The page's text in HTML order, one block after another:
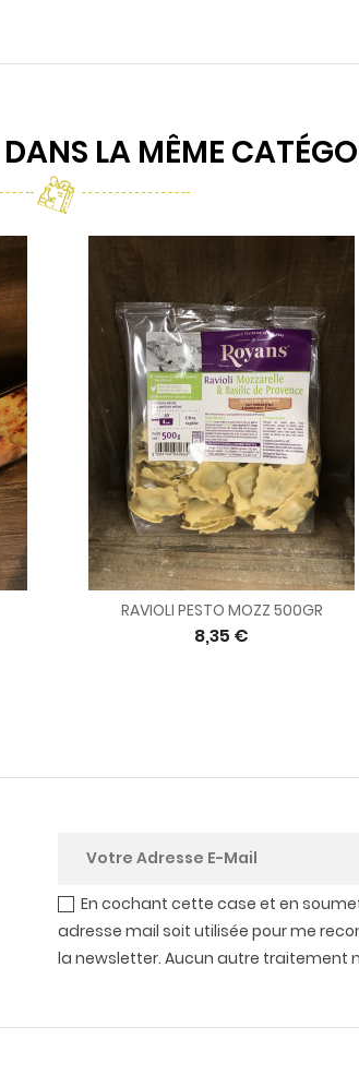
LA MÊME
RAVIOLI PESTO MOZZ 500GR
8,35 €
En cochant cette case et en
adresse mail soit utilisée pour me
la newsletter. Aucun autre traitement